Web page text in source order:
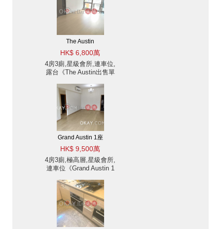
The Austin
HK$ 6,800萬
4房3廁,星級會所,連車位,
露台《The Austin出售單
Grand Austin 1座
HK$ 9,500萬
4房3廁,極高層,星級會所,
連車位《Grand Austin 1